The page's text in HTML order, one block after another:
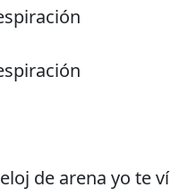
de arena yo te ví